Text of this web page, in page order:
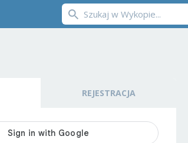
REJESTRACJA